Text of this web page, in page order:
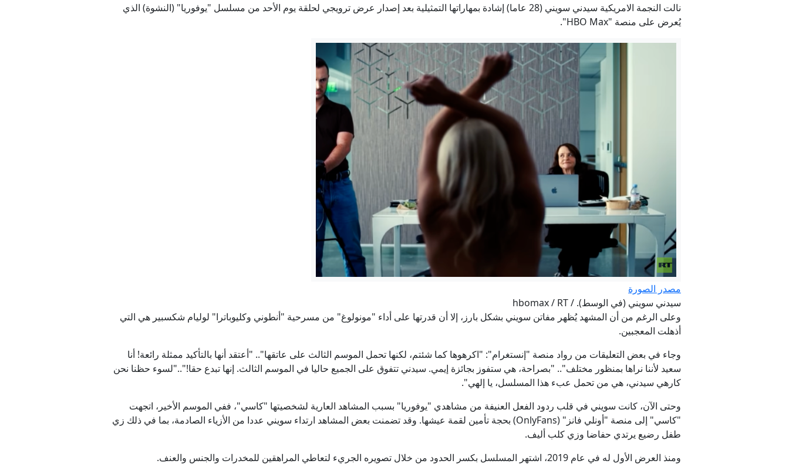
نالت النجمة الامريكية سيدني سويني (28 عاما) إشادة بمهاراتها التمثيلية بعد إصدار عرض ترويجي لحلقة يوم الأحد من مسلسل "يوفوريا" (النشوة) الذي
يُعرض على منصة "HBO Max".
مصدر الصورة
سيدني سويني (في الوسط). / hbomax / RT
وعلى الرغم من أن المشهد يُظهر مفاتن سويني بشكل بارز، إلا أن قدرتها على أداء "مونولوغ" من مسرحية "أنطوني وكليوباترا" لوليام شكسبير هي التي
أذهلت المعجبين.
وجاء في بعض التعليقات من رواد منصة "إنستغرام": "اكرهوها كما شئتم، لكنها تحمل الموسم الثالث على عاتقها".. "أعتقد أنها بالتأكيد ممثلة رائعة! أنا
سعيد لأننا نراها بمنظور مختلف".. "بصراحة، هي ستفوز بجائزة إيمي. سيدني تتفوق على الجميع حاليا في الموسم الثالث. إنها تبدع حقا!".."لسوء حظنا نحن
كارهي سيدني، هي من تحمل عبء هذا المسلسل، يا إلهي".
وحتى الآن، كانت سويني في قلب ردود الفعل العنيفة من مشاهدي "يوفوريا" بسبب المشاهد العارية لشخصيتها "كاسي"، ففي الموسم الأخير، اتجهت
"كاسي" إلى منصة "أونلي فانز" (OnlyFans) بحجة تأمين لقمة عيشها. وقد تضمنت بعض المشاهد ارتداء سويني عددا من الأزياء الصادمة، بما في ذلك زي
طفل رضيع يرتدي حفاضا وزي كلب أليف.
ومنذ العرض الأول له في عام 2019، اشتهر المسلسل بكسر الحدود من خلال تصويره الجريء لتعاطي المراهقين للمخدرات والجنس والعنف.